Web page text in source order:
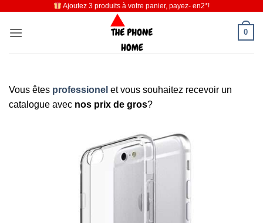
contenu
Ajoutez 3 produits à votre panier, payez- en2*!
0
Vous êtes professionel et vous souhaitez recevoir un
catalogue avec nos prix de gros?